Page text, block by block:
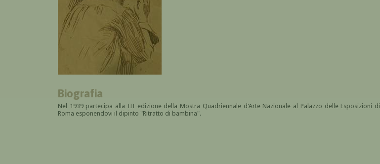
Biografia
Nel 1939 partecipa alla III edizione della Mostra Quadriennale d'Arte Nazionale al Palazzo delle Esposizioni di
Roma esponendovi il dipinto "Ritratto di bambina".